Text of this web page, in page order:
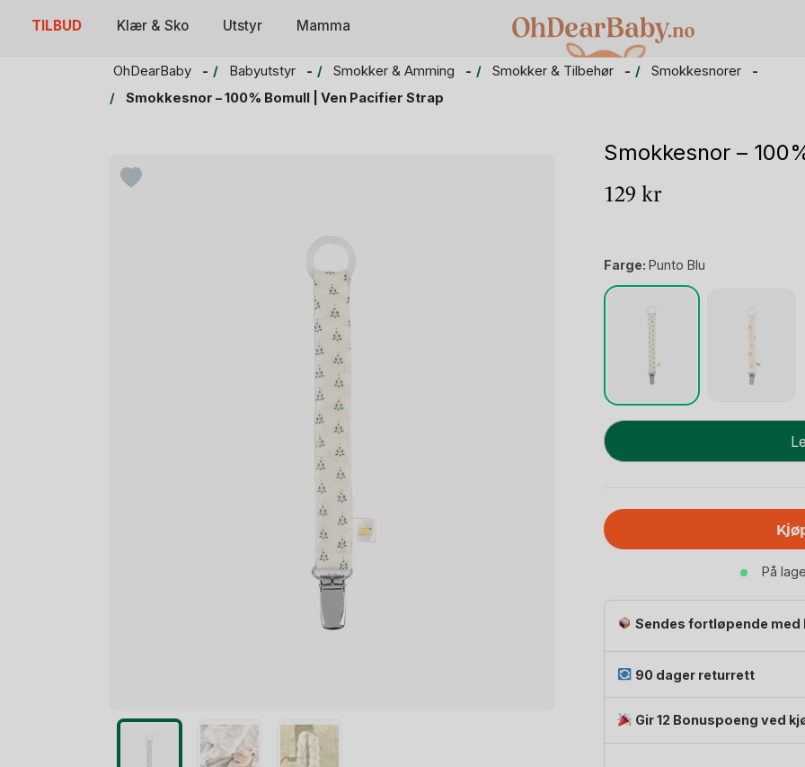
TILBUD Klær & Sko Utstyr Mamma
OhDearBaby Babyutstyr Smokker & Amming Smokker & Tilbehør
Smokkesnorer
Smokkesnor – 100% Bomull | Ven Pacifier Strap
Smokkesnor –
129 kr
Farge: Punto Blu
Smokkesnor
-
|
Ven
antall
På
Sendes fortløpende med
90 dager returrett
Gir 12 Bonuspoeng ved